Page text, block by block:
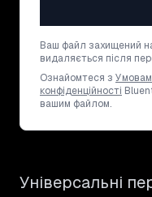
Ваш файл захищений
видаляється після
Ознайомтеся з
конфіденційності
вашим файлом.
Універсальні